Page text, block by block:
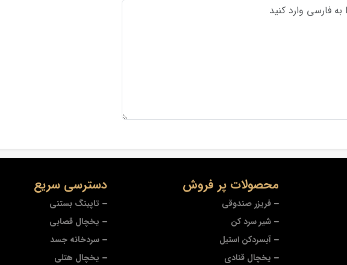
محصولات پر فروش
فریزر صندوقی
شیر سرد کن
آبسردکن استیل
یخچال قنادی
دسترسی سریع
تاپینگ بستنی
یخچال قصابی
سردخانه جسد
یخچال هتلی